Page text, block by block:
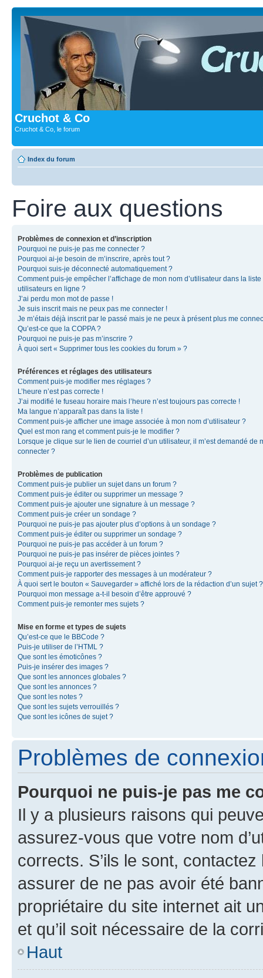
Cruchot & Co
Cruchot & Co, le forum
Index du forum
Foire aux questions
Problèmes de connexion et d’inscription
Pourquoi ne puis-je pas me connecter ?
Pourquoi ai-je besoin de m’inscrire, après tout ?
Pourquoi suis-je déconnecté automatiquement ?
Comment puis-je empêcher l’affichage de mon nom d’utilisateur dans la liste
utilisateurs en ligne ?
J’ai perdu mon mot de passe !
Je suis inscrit mais ne peux pas me connecter !
Je m’étais déjà inscrit par le passé mais je ne peux à présent plus me
Qu’est-ce que la COPPA ?
Pourquoi ne puis-je pas m’inscrire ?
À quoi sert « Supprimer tous les cookies du forum » ?
Préférences et réglages des utilisateurs
Comment puis-je modifier mes réglages ?
L’heure n’est pas correcte !
J’ai modifié le fuseau horaire mais l’heure n’est toujours pas correcte !
Ma langue n’apparaît pas dans la liste !
Comment puis-je afficher une image associée à mon nom d’utilisateur ?
Quel est mon rang et comment puis-je le modifier ?
Lorsque je clique sur le lien de courriel d’un utilisateur, il m’est demandé de
connecter ?
Problèmes de publication
Comment puis-je publier un sujet dans un forum ?
Comment puis-je éditer ou supprimer un message ?
Comment puis-je ajouter une signature à un message ?
Comment puis-je créer un sondage ?
Pourquoi ne puis-je pas ajouter plus d’options à un sondage ?
Comment puis-je éditer ou supprimer un sondage ?
Pourquoi ne puis-je pas accéder à un forum ?
Pourquoi ne puis-je pas insérer de pièces jointes ?
Pourquoi ai-je reçu un avertissement ?
Comment puis-je rapporter des messages à un modérateur ?
À quoi sert le bouton « Sauvegarder » affiché lors de la rédaction d’un sujet ?
Pourquoi mon message a-t-il besoin d’être approuvé ?
Comment puis-je remonter mes sujets ?
Mise en forme et types de sujets
Qu’est-ce que le BBCode ?
Puis-je utiliser de l’HTML ?
Que sont les émoticônes ?
Puis-je insérer des images ?
Que sont les annonces globales ?
Que sont les annonces ?
Que sont les notes ?
Que sont les sujets verrouillés ?
Que sont les icônes de sujet ?
Problèmes de
Pourquoi ne puis-je pas me
Il y a plusieurs raisons qui
assurez-vous que votre nom
corrects. S’ils le sont,
assurer de ne pas avoir été
propriétaire du site internet ait
et qu’il soit nécessaire de la
Haut